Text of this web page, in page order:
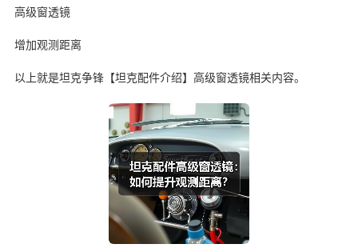
高级窗透镜
增加观测距离
以上就是坦克争锋【坦克配件介绍】高级窗透镜相关内容。